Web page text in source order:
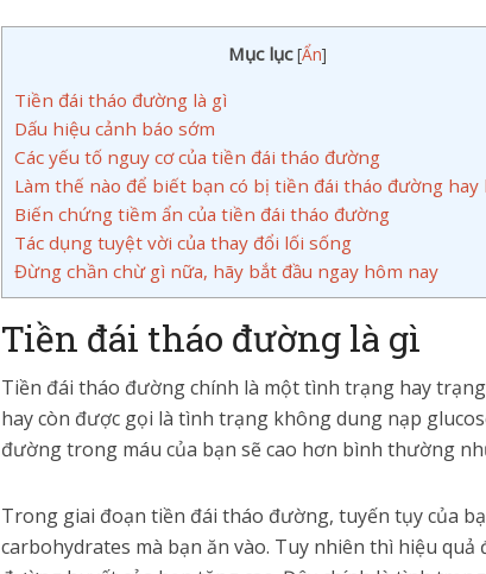
Mục lục [Ẩn]
Tiền đái tháo đường là gì
Dấu hiệu cảnh báo sớm
Các yếu tố nguy cơ của tiền đái tháo đường
Làm thế nào để biết bạn có bị tiền đái tháo đường hay
Biến chứng tiềm ẩn của tiền đái tháo đường
Tác dụng tuyệt vời của thay đổi lối sống
Đừng chần chừ gì nữa, hãy bắt đầu ngay hôm nay
Tiền đái tháo đường là gì
Tiền đái tháo đường chính là một tình trạng hay
hay còn được gọi là tình trạng không dung nạp
đường trong máu của bạn sẽ cao hơn bình thường
Trong giai đoạn tiền đái tháo đường, tuyến tụy của
carbohydrates mà bạn ăn vào. Tuy nhiên thì hiệu